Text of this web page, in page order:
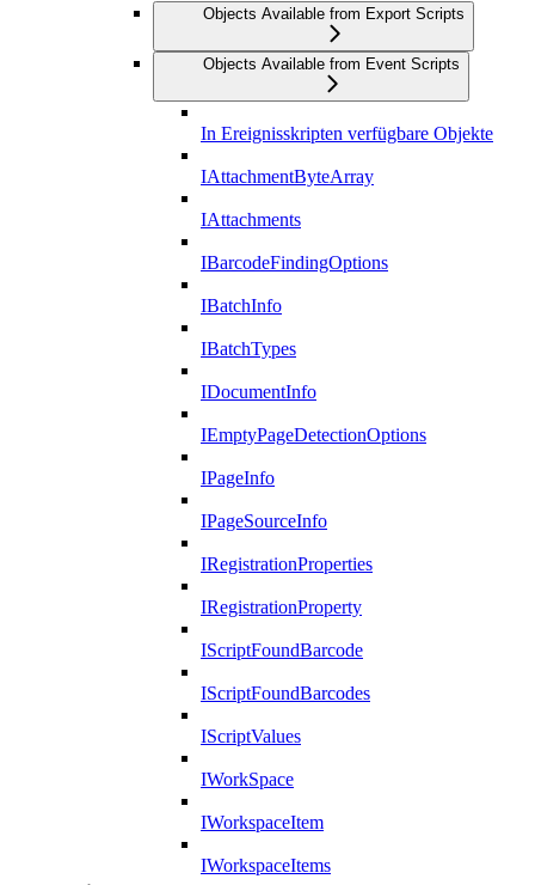
Objects Available from Export Scripts
Objects Available from Event Scripts
In Ereignisskripten verfügbare Objekte
IAttachmentByteArray
IAttachments
IBarcodeFindingOptions
IBatchInfo
IBatchTypes
IDocumentInfo
IEmptyPageDetectionOptions
IPageInfo
IPageSourceInfo
IRegistrationProperties
IRegistrationProperty
IScriptFoundBarcode
IScriptFoundBarcodes
IScriptValues
IWorkSpace
IWorkspaceItem
IWorkspaceItems